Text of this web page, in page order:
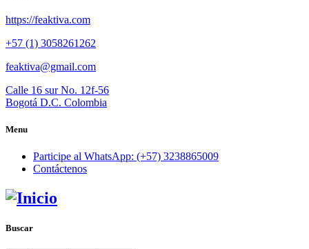
https://feaktiva.com
+57 (1) 3058261262
feaktiva@gmail.com
Calle 16 sur No. 12f-56
Bogotá D.C. Colombia
Menu
Participe al WhatsApp: (+57) 3238865009
Contáctenos
Buscar